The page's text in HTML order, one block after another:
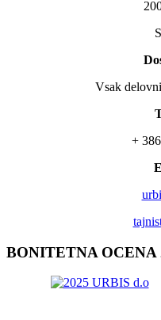
Vsak
+
BONITETNA OCENA